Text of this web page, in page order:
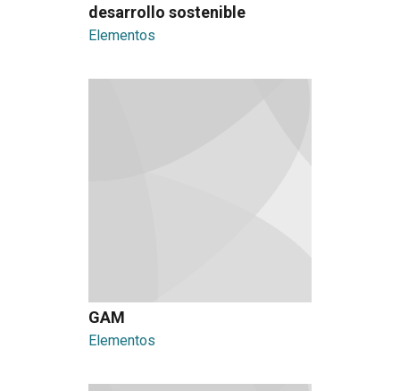
desarrollo sostenible
Elementos
GAM
Elementos